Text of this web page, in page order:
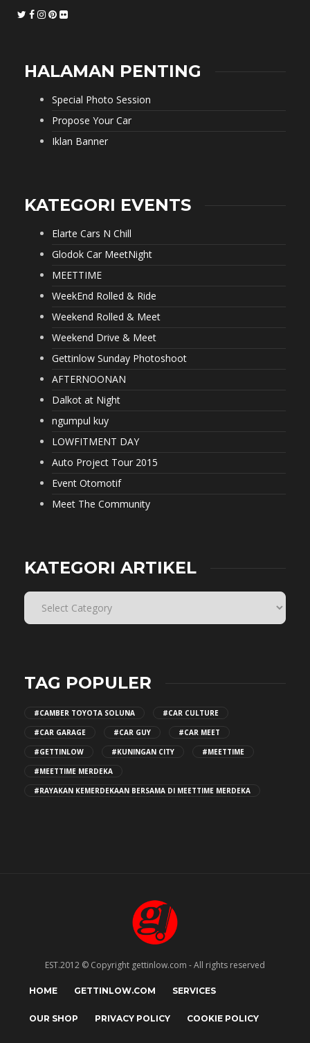
HALAMAN PENTING
Special Photo Session
Propose Your Car
Iklan Banner
KATEGORI EVENTS
Elarte Cars N Chill
Glodok Car MeetNight
MEETTIME
WeekEnd Rolled & Ride
Weekend Rolled & Meet
Weekend Drive & Meet
Gettinlow Sunday Photoshoot
AFTERNOONAN
Dalkot at Night
ngumpul kuy
LOWFITMENT DAY
Auto Project Tour 2015
Event Otomotif
Meet The Community
KATEGORI ARTIKEL
TAG POPULER
#CAMBER TOYOTA SOLUNA
#CAR CULTURE
#CAR GARAGE
#CAR GUY
#CAR MEET
#GETTINLOW
#KUNINGAN CITY
#MEETTIME
#MEETTIME MERDEKA
#RAYAKAN KEMERDEKAAN BERSAMA DI MEETTIME MERDEKA
EST.2012 © Copyright gettinlow.com - All rights reserved
HOME GETTINLOW.COM SERVICES
OUR SHOP PRIVACY POLICY COOKIE POLICY